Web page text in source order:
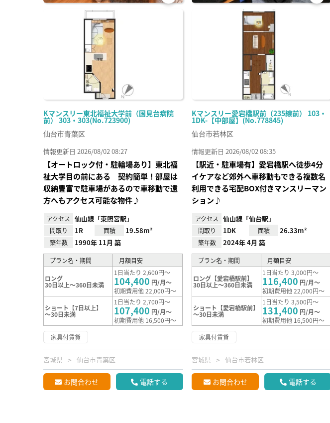
Kマンスリー東北福祉大学前（国見台病院
前） 303・303(No.723900)
お気
仙台市青葉区
情報更新日 2026/08/02 08:27
【オートロック付・駐輪場あり】東北福
祉大学目の前にある 契約簡単！部屋は
収納豊富で駐車場があるので車移動で遠
方へもアクセス可能な物件♪
アクセス 仙山線「東照宮駅」
間取り 1R 面積 19.58m²
築年数 1990年 11月 築
プラン名・期間 月額目安
ロング
30日以上～360日未満
1日当たり 2,600円～
104,400 円/月～
初期費用他 22,000円～
ショート【7日以上】
～30日未満
1日当たり 2,700円～
107,400 円/月～
初期費用他 16,500円～
家具付賃貸
宮城県 仙台市青葉区
お問合わせ 電話する
Kマンスリー愛宕橋駅前（235線前） 103・
1DK-【中部屋】(No.778845)
お気
仙台市若林区
情報更新日 2026/08/02 08:35
【駅近・駐車場有】愛宕橋駅へ徒歩4分
イケアなど郊外へ車移動もできる複数名
利用できる宅配BOX付きマンスリーマン
ション♪
アクセス 仙山線「仙台駅」
間取り 1DK 面積 26.33m²
築年数 2024年 4月 築
プラン名・期間 月額目安
ロング【愛宕橋駅前】
30日以上～360日未満
1日当たり 3,000円～
116,400 円/月～
初期費用他 22,000円～
ショート【愛宕橋駅前】
～30日未満
1日当たり 3,500円～
131,400 円/月～
初期費用他 16,500円～
家具付賃貸
宮城県 仙台市若林区
お問合わせ 電話する